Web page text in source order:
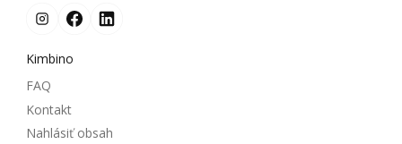
Kimbino
FAQ
Kontakt
Nahlásiť obsah